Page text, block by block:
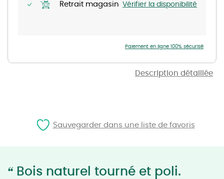
Description détaillée
Retrait magasin Vérifier la disponibilité
Paiement en ligne 100% sécurisé
“ Bois naturel tourné et poli.
Sauvegarder dans une liste de favoris